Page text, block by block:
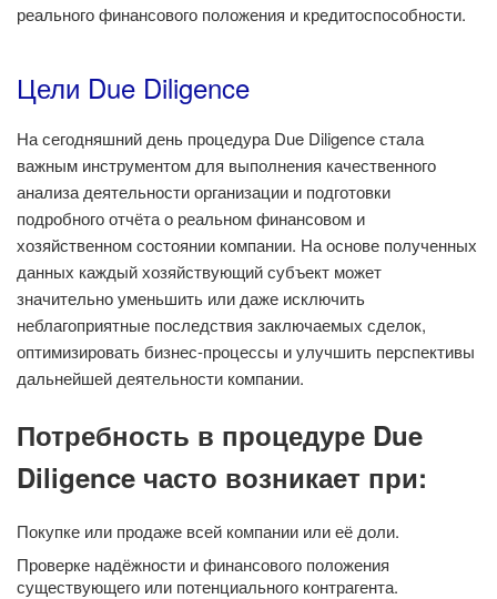
реального финансового положения и кредитоспособности.
Цели Due Diligence
На сегодняшний день процедура Due Diligence стала
важным инструментом для выполнения качественного
анализа деятельности организации и подготовки
подробного отчёта о реальном финансовом и
хозяйственном состоянии компании. На основе полученных
данных каждый хозяйствующий субъект может
значительно уменьшить или даже исключить
неблагоприятные последствия заключаемых сделок,
оптимизировать бизнес-процессы и улучшить перспективы
дальнейшей деятельности компании.
Потребность в процедуре Due
Diligence часто возникает при:
Покупке или продаже всей компании или её доли.
Проверке надёжности и финансового положения
существующего или потенциального контрагента.